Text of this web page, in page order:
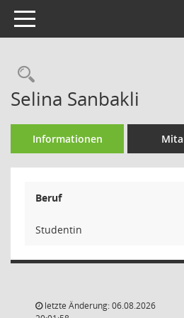
Toggle navigation
Rechercheauswahl
Selina Sanbakli
Informationen
Beruf
Studentin
letzte Änderung: 06.08.2026